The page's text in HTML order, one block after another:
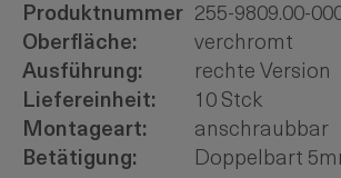
Produktnummer 255-9809.00-
Oberfläche:
verchromt
Ausführung:
rechte Version
Liefereinheit:
10 Stck
Montageart:
anschraubbar
Betätigung:
Doppelbart